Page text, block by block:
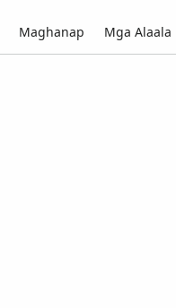
Maghanap Mga Alaala